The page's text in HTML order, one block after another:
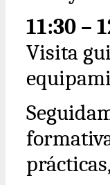
11:30 –
Visita